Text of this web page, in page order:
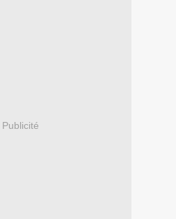
Publicité